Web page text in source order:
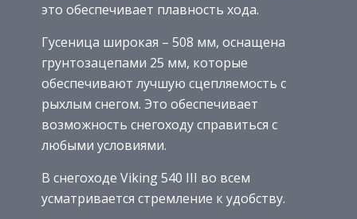
это обеспечивает плавность хода.
Гусеница широкая – 508 мм, оснащена
грунтозацепами 25 мм, которые
обеспечивают лучшую сцепляемость с
рыхлым снегом. Это обеспечивает
возможность снегоходу справиться с
любыми условиями.
В снегоходе Viking 540 III во всем
усматривается стремление к удобству.